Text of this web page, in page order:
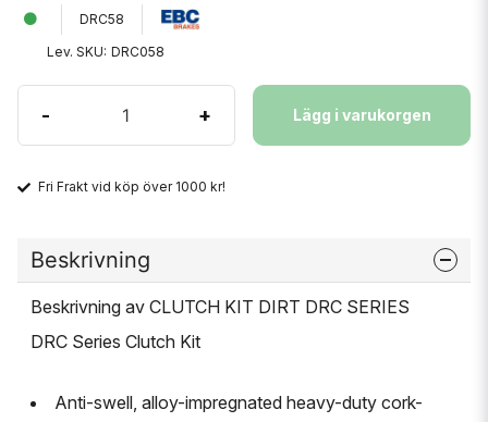
DRC58
Lev. SKU: DRC058
- + Lägg i varukorgen
Fri Frakt vid köp över 1000 kr!
Beskrivning
Beskrivning av CLUTCH KIT DIRT DRC SERIES
DRC Series Clutch Kit
Anti-swell, alloy-impregnated heavy-duty cork-